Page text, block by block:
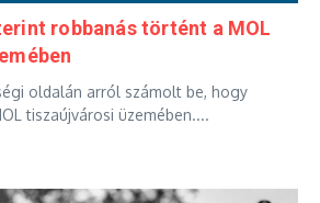
robbanás történt a MOL
oldalán arról számolt be, hogy
tiszaújvárosi üzemében....